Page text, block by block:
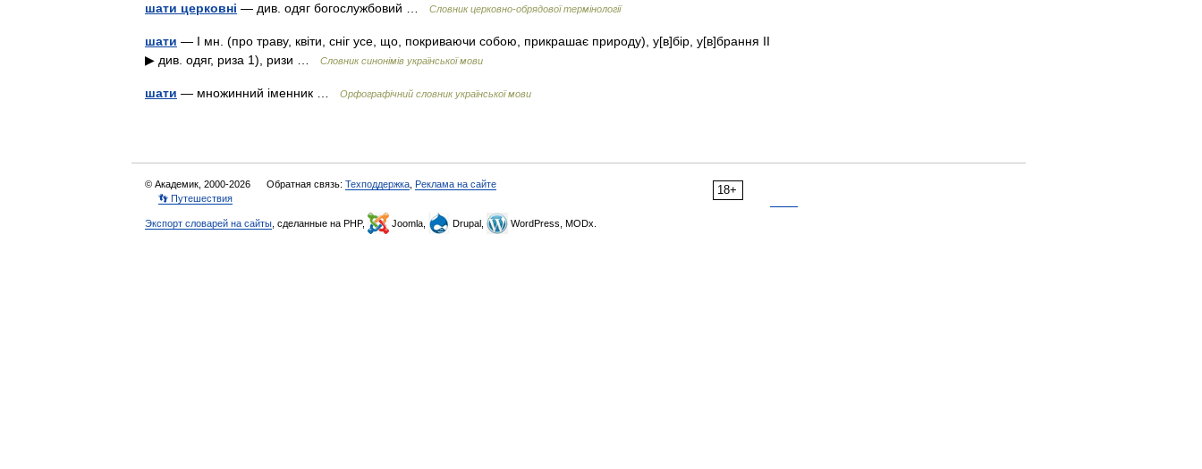
шати церковні — див. одяг богослужбовий … Словник церковно-обрядової термінології
шати — I мн. (про траву, квіти, сніг усе, що, покриваючи собою, прикрашає природу), у[в]бір, у[в]брання II
▶ див. одяг, риза 1), ризи …
Словник синонімів української мови
шати — множинний іменник … Орфографічний словник української мови
18+
© Академик, 2000-2026 Обратная связь: Техподдержка Реклама на сайте
👣 Путешествия
Экспорт словарей на сайты , сделанные на PHP, Joomla, Drupal, WordPress, MODx.